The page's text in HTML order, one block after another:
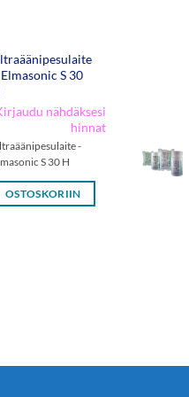
S 30
nähdäksesi
hinnat
-
S 30 H
OSTOSKORIIN